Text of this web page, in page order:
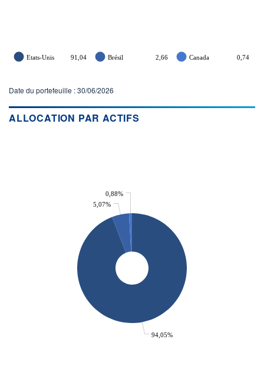
Etats-Unis 91,04 Brésil 2,66 Canada 0,74
Date du portefeuille : 30/06/2026
ALLOCATION PAR ACTIFS
94,05%
5,07%
0,88%